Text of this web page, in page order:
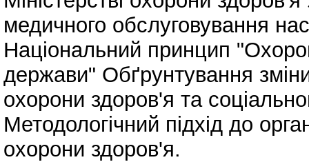
медичного обслуговування
Національний принцип
держави" Обґрунтування
охорони здоров'я та
Методологічний підхід до
охорони здоров'я.